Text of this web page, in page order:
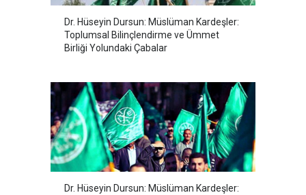
Dr. Hüseyin Dursun: Müslüman Kardeşler:
Toplumsal Bilinçlendirme ve Ümmet
Birliği Yolundaki Çabalar
Dr. Hüseyin Dursun: Müslüman Kardeşler: